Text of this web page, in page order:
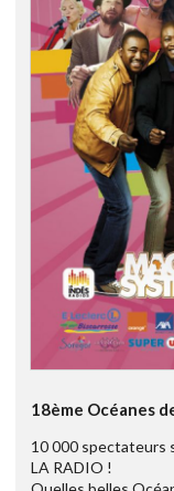
18ème Océanes
10 000 spectateurs
LA RADIO !